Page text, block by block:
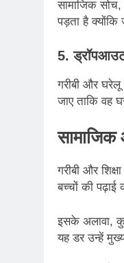
सामाजिक
पड़ता है क्योंकि
5.
गरीबी और
जाए ताकि वह
सामाजिक
गरीबी और
बच्चों की पढ़ाई
इसके अलावा,
यह डर उन्हें